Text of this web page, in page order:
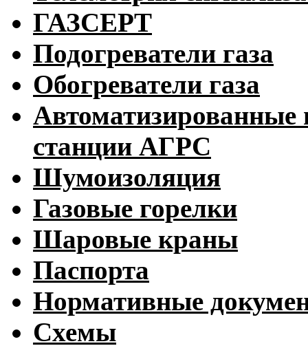
ГАЗСЕРТ
Подогреватели газа
Обогреватели газа
Автоматизированные
станции АГРС
Шумоизоляция
Газовые горелки
Шаровые краны
Паспорта
Нормативные
Схемы